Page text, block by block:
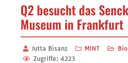
Q2 besucht das
Museum in Frankfurt
Jutta Bisanz MINT
Zugriffe: 4223